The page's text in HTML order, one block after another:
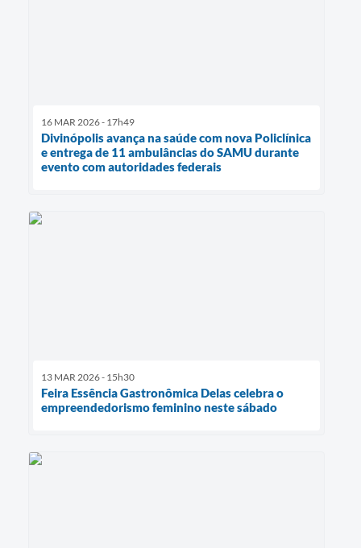
16 MAR 2026 - 17h49
Divinópolis avança na saúde com nova Policlínica
e entrega de 11 ambulâncias do SAMU durante
evento com autoridades federais
13 MAR 2026 - 15h30
Feira Essência Gastronômica Delas celebra o
empreendedorismo feminino neste sábado